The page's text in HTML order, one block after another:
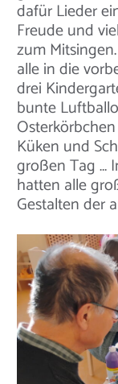
dafür Lieder
Freude und
zum
alle in die
drei
bunte
Küken und
großen Tag …
hatten alle
Gestalten der